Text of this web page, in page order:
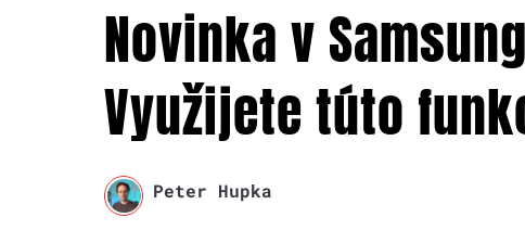
Novinka v
Využijete túto
Peter Hupka